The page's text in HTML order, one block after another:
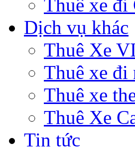
Thuê xe
Dịch vụ khác
Thuê Xe
Thuê xe đi
Thuê xe
Thuê Xe
Tin tức